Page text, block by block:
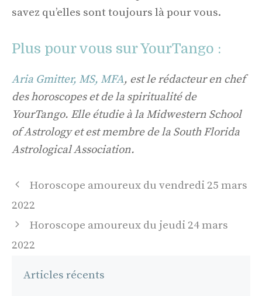
savez qu’elles sont toujours là pour vous.
Plus pour vous sur YourTango :
Aria Gmitter, MS, MFA, est le rédacteur en chef
des horoscopes et de la spiritualité de
YourTango. Elle étudie à la Midwestern School
of Astrology et est membre de la South Florida
Astrological Association.
Navigation
des
Horoscope amoureux du vendredi 25 mars
2022
Horoscope amoureux du jeudi 24 mars
2022
Articles récents